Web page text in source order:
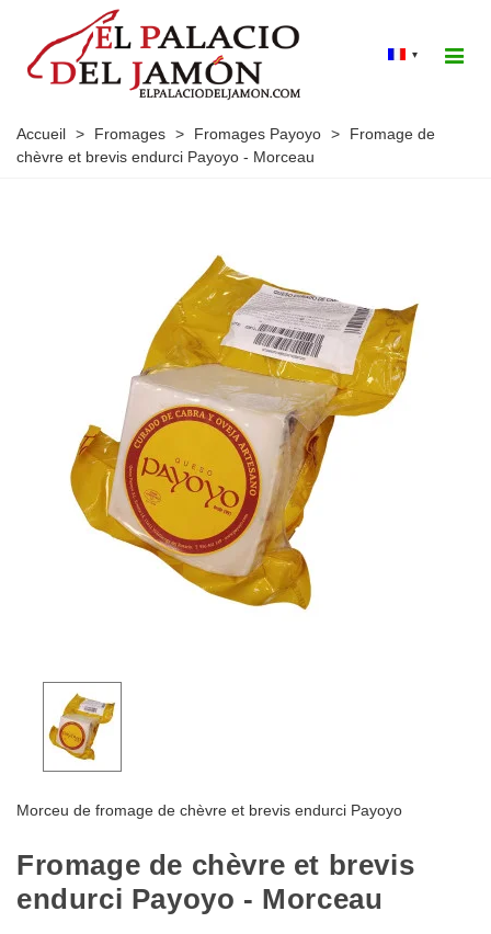
▾
Accueil > Fromages > Fromages Payoyo >
Fromage de
chèvre et brevis endurci Payoyo - Morceau
Morceu de fromage de chèvre et brevis endurci Payoyo
Fromage de chèvre et brevis
endurci Payoyo - Morceau